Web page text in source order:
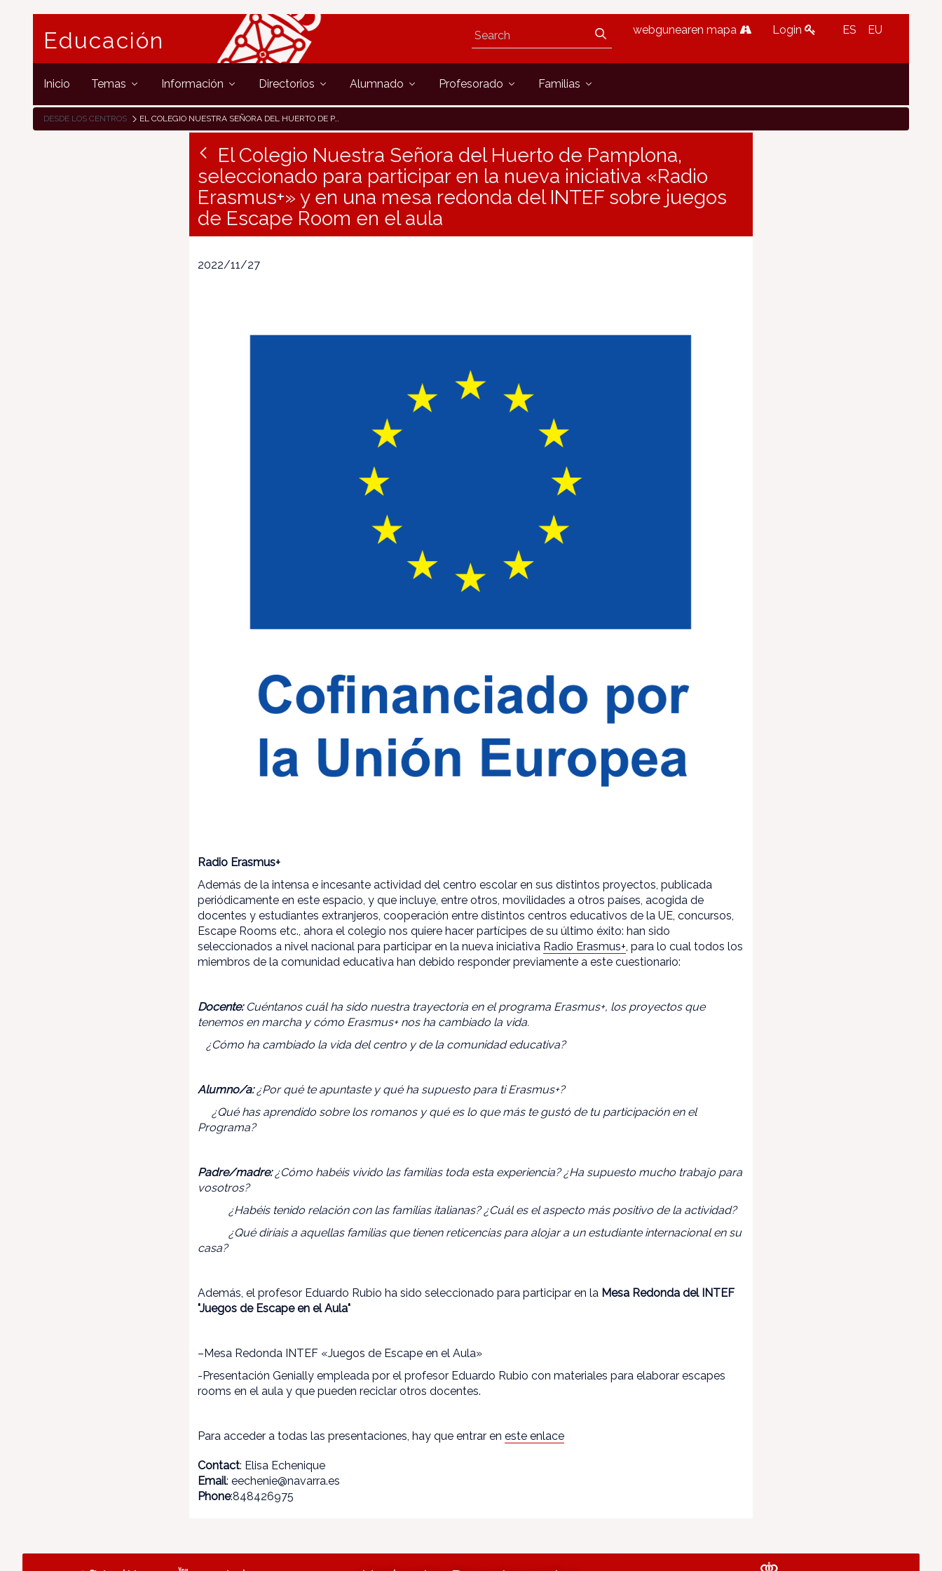
Educación webgunearen mapa Login ES EU
Inicio Temas Información Directorios Alumnado Profesorado Familias
DESDE LOS CENTROS EL COLEGIO NUESTRA SEÑORA DEL HUERTO DE PAMPLONA, SELECCIONADO PARA PARTICIPAR EN LA NUEVA INICIATIVA «RADIO ERASMUS+» Y EN UNA MESA REDONDA DEL INTEF SOBRE JUEGOS DE ESCAPE ROOM EN EL AULA
El Colegio Nuestra Señora del Huerto de Pamplona,
seleccionado para participar en la nueva iniciativa «Radio
Erasmus+» y en una mesa redonda del INTEF sobre juegos
de Escape Room en el aula
2022/11/27
Radio Erasmus+
Además de la intensa e incesante actividad del centro escolar en sus distintos proyectos, publicada
periódicamente en este espacio, y que incluye, entre otros, movilidades a otros países, acogida de
docentes y estudiantes extranjeros, cooperación entre distintos centros educativos de la UE, concursos,
Escape Rooms etc., ahora el colegio nos quiere hacer partícipes de su último éxito: han sido
seleccionados a nivel nacional para participar en la nueva iniciativa Radio Erasmus+ , para lo cual todos los
miembros de la comunidad educativa han debido responder previamente a este cuestionario:
Docente:Cuéntanos cuál ha sido nuestra trayectoria en el programa Erasmus+, los proyectos que
tenemos en marcha y cómo Erasmus+ nos ha cambiado la vida.
¿Cómo ha cambiado la vida del centro y de la comunidad educativa?
Alumno/a:¿Por qué te apuntaste y qué ha supuesto para ti Erasmus+?
¿Qué has aprendido sobre los romanos y qué es lo que más te gustó de tu participación en el
Programa?
Padre/madre:¿Cómo habéis vivido las familias toda esta experiencia? ¿Ha supuesto mucho trabajo para
vosotros?
¿Habéis tenido relación con las familias italianas? ¿Cuál es el aspecto más positivo de la actividad?
¿Qué diríais a aquellas familias que tienen reticencias para alojar a un estudiante internacional en su
casa?
Además, el profesor Eduardo Rubio ha sido seleccionado para participar en la Mesa Redonda del INTEF
"Juegos de Escape en el Aula"
–Mesa Redonda INTEF «Juegos de Escape en el Aula»
-Presentación Genially empleada por el profesor Eduardo Rubio con materiales para elaborar escapes
rooms en el aula y que pueden reciclar otros docentes.
Para acceder a todas las presentaciones, hay que entrar eneste enlace
Contact: Elisa Echenique
Email: eechenie@navarra.es
Phone:848426975